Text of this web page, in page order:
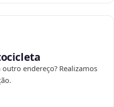
endereço? Realizamos